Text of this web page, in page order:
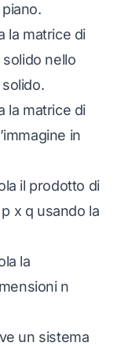
la matrice di
nello
la matrice di
in
il prodotto di
x q usando la
la
n
un sistema